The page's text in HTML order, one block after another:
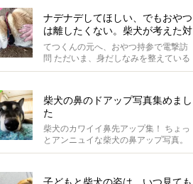
ナデナデしてほしい、でもおやつ
は離したくない。柴犬が考えた対
応策が、欲しがりさんすぎて笑え
る【動画】
てつくんの元へ、おやつ持参で電撃訪
問 ただいま、身だしなみを整えている
最中の柴犬てつくん。 そこへ、オーナ
柴犬の鼻のドアップ写真集めまし
た
柴犬のカワイイ鼻先アップ集！ ちょっ
とアンニュイな柴犬の鼻アップ写真。
何やら物思いにふけっているようで